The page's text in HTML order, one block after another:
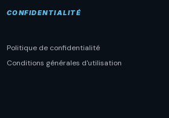
CONFIDENTIALITÉ
Politique de confidentialité
Conditions générales d'utilisation